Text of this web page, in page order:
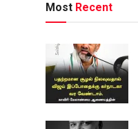
Most Recent